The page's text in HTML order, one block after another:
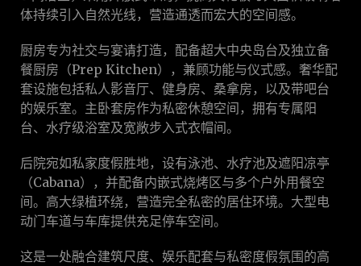
体持续引入自然光线，营造通透而宏大的空间感。
厨房专为社交与宴请打造，配备超大中央岛台及独立备
餐厨房（Prep Kitchen），兼顾功能与仪式感。奢华配
套设施包括私人影音厅、健身房、桑拿房，以及带吧台
的娱乐室。主卧套房作为私密休憩空间，拥有专属阳
台、水疗级浴室及宽敞步入式衣帽间。
后院宛如私家度假胜地，设有泳池、水疗池及遮阳凉亭
（Cabana），并配备内嵌式烧烤区与多个户外用餐空
间。高大绿植环绕，营造完全私密的居住环境。大型电
动门车道与车库提供充足停车空间。
这是一处融合建筑尺度、娱乐配套与私密度假氛围的高